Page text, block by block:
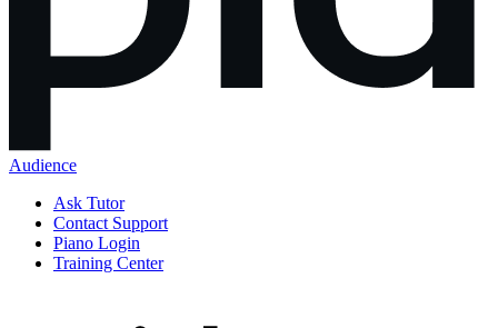
Audience
Ask Tutor
Contact Support
Piano Login
Training Center